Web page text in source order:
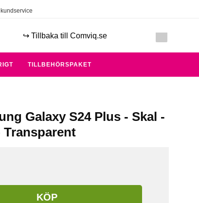
↪️ Tillbaka till Comviq.se
TILLBEHÖRSPAKET
Galaxy S24 Plus - Skal -
Transparent
KÖP